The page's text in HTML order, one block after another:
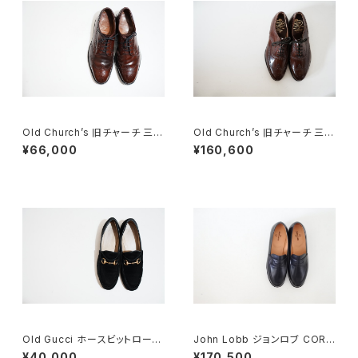
Old Church’s 旧チャーチ 三都
市 Grafton グラフトン 100F
¥66,000
Old Church’s 旧チャーチ 三都
市 HICKSTEAD 65G DEADS
TOCK
¥160,600
Old Gucci ホースビットローフ
ァー 4.5B スエードBK
John Lobb ジョンロブ CORT
EZ LOPEZ コインローファー D